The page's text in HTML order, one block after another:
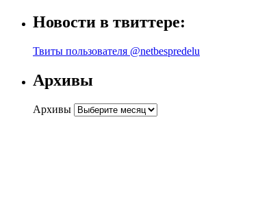
Новости в твиттере:
Твиты пользователя @netbespredelu
Архивы
Архивы